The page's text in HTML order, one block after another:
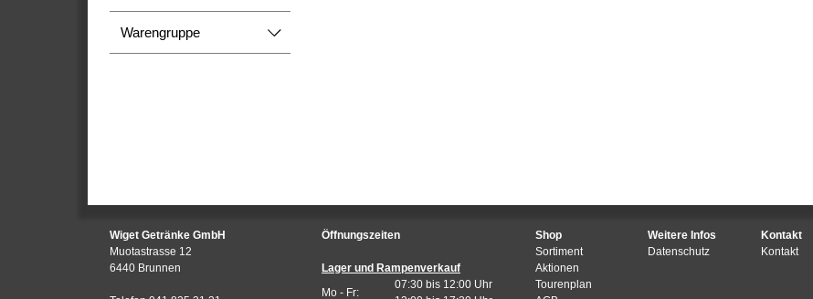
Warengruppe
Wiget Getränke GmbH
Muotastrasse 12
6440 Brunnen
Öffnungszeiten
Lager und Rampenverkauf
Mo - Fr:
07:30 bis 12:00 Uhr
Shop
Sortiment
Aktionen
Tourenplan
Weitere Infos
Datenschutz
Kontakt
Kontakt